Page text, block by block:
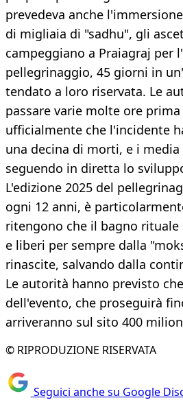
prevedeva anche
di migliaia di "sadhu", gli
campeggiano a Praiagraj per
pellegrinaggio, 45 giorni in
tendato a loro riservata. Le
passare varie molte ore
ufficialmente che l'incidente
una decina di morti, e i
seguendo in diretta lo
L'edizione 2025 del
ogni 12 anni, è
ritengono che il bagno
e liberi per sempre dalla
rinascite, salvando dalla
Le autorità hanno previsto
dell'evento, che proseguirà
arriveranno sul sito 400
© RIPRODUZIONE RISERVATA
Seguici anche su Google